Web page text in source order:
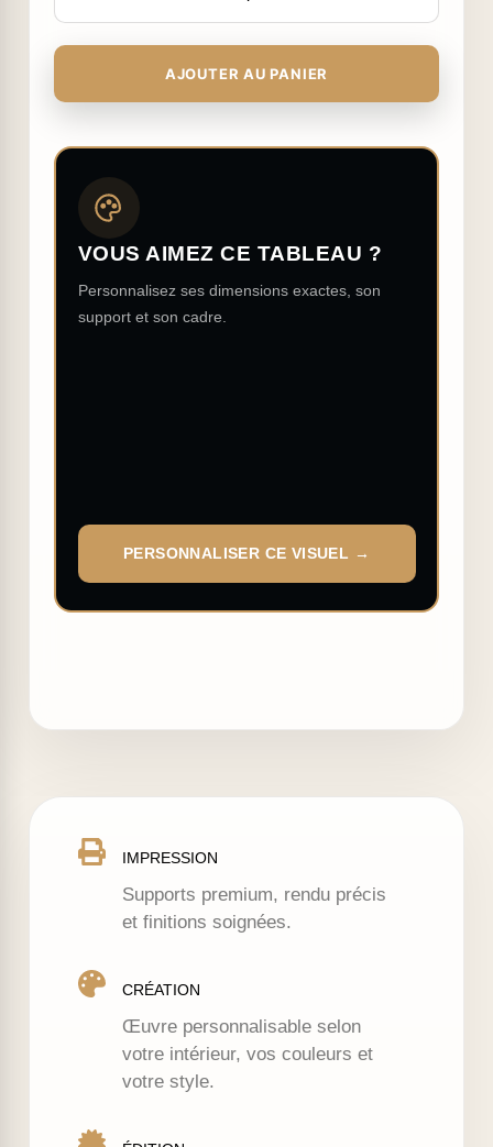
AJOUTER AU PANIER
VOUS AIMEZ CE TABLEAU ?
Personnalisez ses dimensions exactes, son
support et son cadre.
PERSONNALISER CE VISUEL →
IMPRESSION
Supports premium, rendu précis
et finitions soignées.
CRÉATION
Œuvre personnalisable selon
votre intérieur, vos couleurs et
votre style.